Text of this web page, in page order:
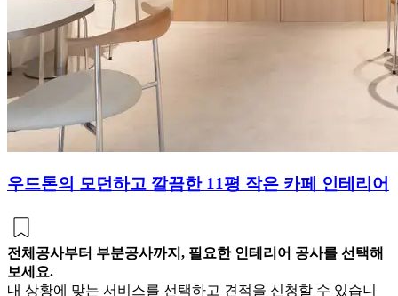
우드톤의 모던하고 깔끔한 11평 작은 카페 인테리어
전체공사부터 부분공사까지, 필요한 인테리어 공사를 선택해
보세요.
내 상황에 맞는 서비스를 선택하고 견적을 신청할 수 있습니